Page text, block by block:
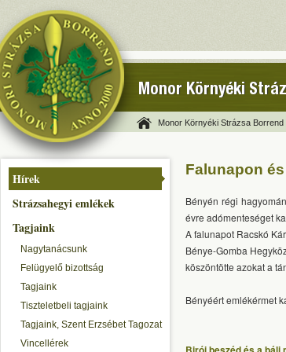
Monor Környéki
Monor Környéki Strázsa Borrend
Hírek
Strázsahegyi emlékek
Tagjaink
Nagytanácsunk
Felügyelő bizottság
Tagjaink
Tiszteletbeli tagjaink
Tagjaink, Szent Erzsébet Tagozat
Vincellérek
Falunapon
Bényén régi
évre adómenteséget
A falunapot Racskó
Bénye-Gomba
köszöntötte azokat a
Bényéért emlékérmet